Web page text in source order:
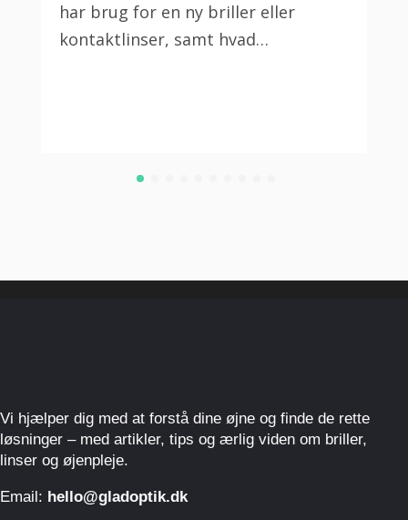
har brug for en ny briller eller
kontaktlinser, samt hvad…
Vi hjælper dig med at forstå dine øjne og finde de rette
løsninger – med artikler, tips og ærlig viden om briller,
linser og øjenpleje.
Email: hello@gladoptik.dk